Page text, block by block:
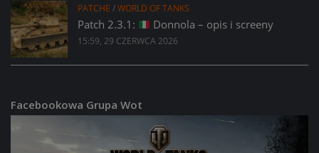
PATCHE /WORLD OF TANKS
Patch 2.3.1: Donnola – opis i screeny
15:59, 29 CZERWCA 2026
Facebookowa Grupa Wot